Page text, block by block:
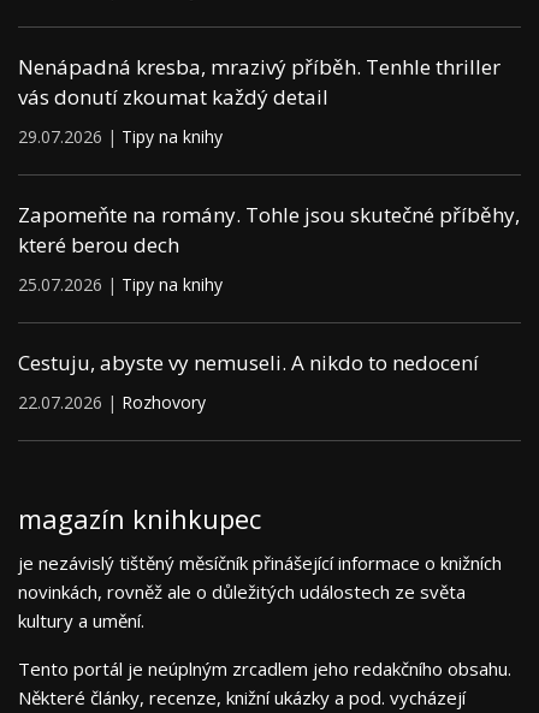
Nenápadná kresba, mrazivý příběh. Tenhle thriller
vás donutí zkoumat každý detail
29.07.2026 | Tipy na knihy
Zapomeňte na romány. Tohle jsou skutečné příběhy,
které berou dech
25.07.2026 | Tipy na knihy
Cestuju, abyste vy nemuseli. A nikdo to nedocení
22.07.2026 | Rozhovory
magazín knihkupec
je nezávislý tištěný měsíčník přinášející informace o knižních
novinkách, rovněž ale o důležitých událostech ze světa
kultury a umění.
Tento portál je neúplným zrcadlem jeho redakčního obsahu.
Některé články, recenze, knižní ukázky a pod. vycházejí